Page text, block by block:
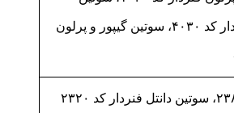
مینی‌مایزر تور و دانتل فنردار کد ۴۰۳۰، سوتین گیپور و پرلون